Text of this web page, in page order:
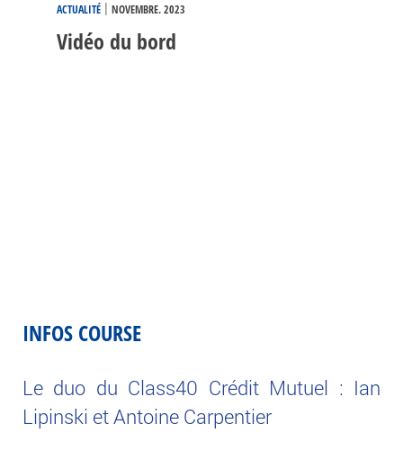
ACTUALITÉ|NOVEMBRE. 2023
Vidéo du bord
INFOS COURSE
Le duo du Class40 Crédit Mutuel : Ian
Lipinski et Antoine Carpentier